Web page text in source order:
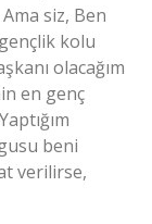
siz, Ben
kolu
olacağım
en genç
beni
verilirse,